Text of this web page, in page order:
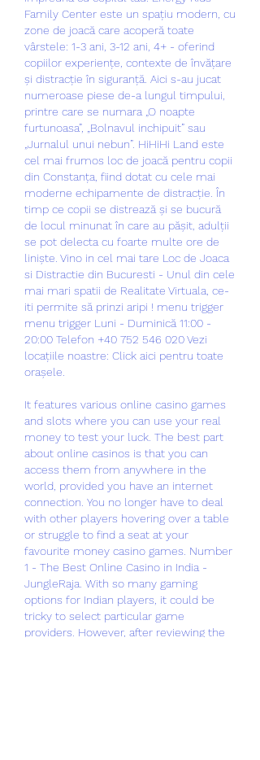
Family Center este un spațiu modern, cu
zone de joacă care acoperă toate
vârstele: 1-3 ani, 3-12 ani, 4+ - oferind
copiilor experiențe, contexte de învățare
și distracție în siguranță. Aici s-au jucat
numeroase piese de-a lungul timpului,
printre care se numara „O noapte
furtunoasa”, „Bolnavul inchipuit” sau
„Jurnalul unui nebun”. HiHiHi Land este
cel mai frumos loc de joacă pentru copii
din Constanța, fiind dotat cu cele mai
moderne echipamente de distracție. În
timp ce copii se distrează și se bucură
de locul minunat în care au pășit, adulții
se pot delecta cu foarte multe ore de
liniște. Vino in cel mai tare Loc de Joaca
si Distractie din Bucuresti - Unul din cele
mai mari spatii de Realitate Virtuala, ce-
iti permite să prinzi aripi ! menu trigger
menu trigger Luni - Duminică 11:00 -
20:00 Telefon +40 752 546 020 Vezi
locațiile noastre: Click aici pentru toate
orașele.
It features various online casino games
and slots where you can use your real
money to test your luck. The best part
about online casinos is that you can
access them from anywhere in the
world, provided you have an internet
connection. You no longer have to deal
with other players hovering over a table
or struggle to find a seat at your
favourite money casino games. Number
1 - The Best Online Casino in India -
JungleRaja. With so many gaming
options for Indian players, it could be
tricky to select particular game
providers. However, after reviewing the